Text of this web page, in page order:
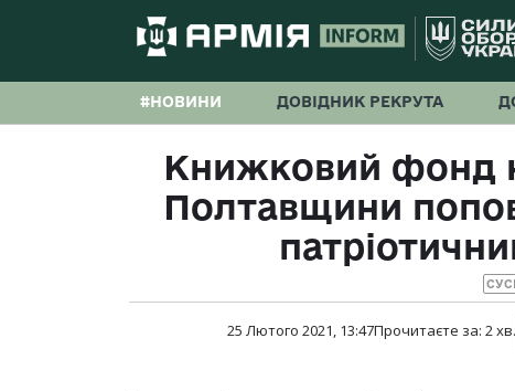
#НОВИНИ ДОВІДНИК РЕКРУТА
Книжковий фонд
Полтавщини
25 Лютого 2021, 13:47Прочитаєте за: 2хв.